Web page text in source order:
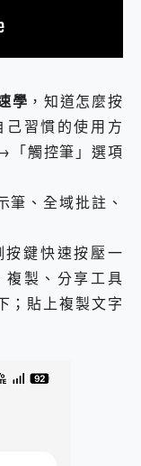
學 ，知道怎麼按
習慣的使用方
「觸控筆」選項
筆、全域批註、
鍵快速按壓一
製、分享工具
；貼上複製文字